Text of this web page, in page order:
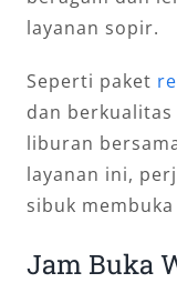
layanan sopir.
Seperti paket
dan
liburan
layanan ini,
sibuk membuka
Jam Buka